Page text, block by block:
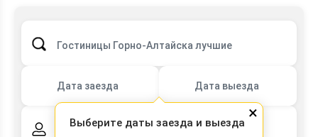
Гостиницы Горно-Алтайска лучшие
Дата заезда Дата выезда
2 взрослых, 0 детей
×
Выберите даты заезда и выезда